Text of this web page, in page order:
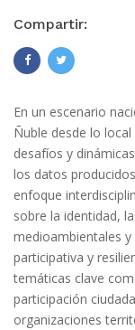
Compartir:
En un escenario
Ñuble desde lo
desafíos y
los datos
enfoque
sobre la identidad,
medioambientales
participativa y
temáticas clave
participación
organizaciones